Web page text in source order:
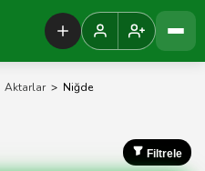
Aktarlar > Niğde
Filtrele